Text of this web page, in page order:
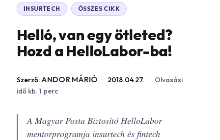
INSURTECH ÖSSZES CIKK
Helló, van egy ötleted?
Hozd a HelloLabor-ba!
Szerző:ANDOR MÁRIÓ · 2018.04.27. · Olvasási
idő kb. 1 perc
A Magyar Posta Biztosító HelloLabor
mentorprogramja insurtech és fintech